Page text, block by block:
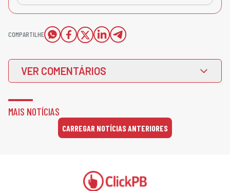
COMPARTILHE
VER COMENTÁRIOS
MAIS NOTÍCIAS
CARREGAR NOTÍCIAS ANTERIORES